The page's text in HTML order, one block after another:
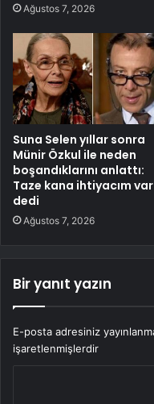
Ağustos 7, 2026
Suna Selen yıllar sonra
Münir Özkul ile neden
boşandıklarını anlattı:
Taze kana ihtiyacım var
dedi
Ağustos 7, 2026
Bir yanıt yazın
E-posta adresiniz
işaretlenmişlerdir